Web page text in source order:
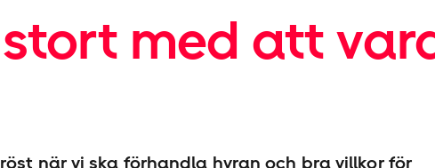
med att
när vi ska förhandla hyran och bra villkor för